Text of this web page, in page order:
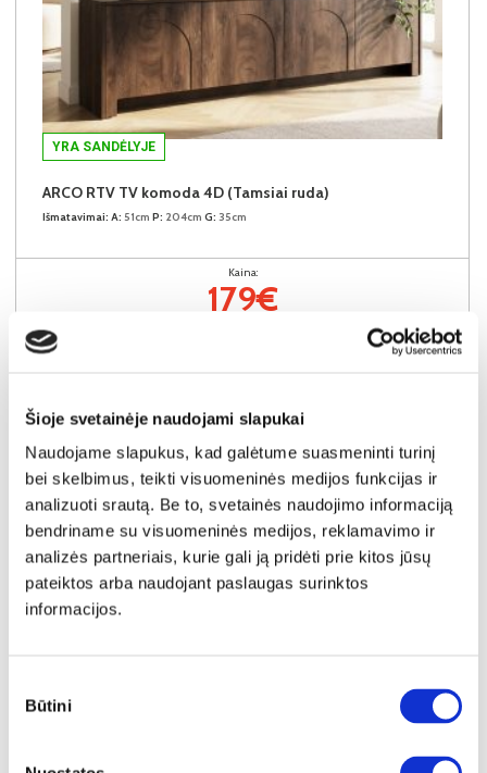
Šioje svetainėje naudojami slapukai
Naudojame slapukus, kad galėtume suasmeninti turinį
bei skelbimus, teikti visuomeninės medijos funkcijas ir
analizuoti srautą. Be to, svetainės naudojimo informaciją
bendriname su visuomeninės medijos, reklamavimo ir
analizės partneriais, kurie gali ją pridėti prie kitos jūsų
pateiktos arba naudojant paslaugas surinktos
informacijos.
pasirinkimas
Būtini
YRA SANDĖLYJE
ARCO RTV TV komoda 4D (Tamsiai ruda)
Išmatavimai: A: 51cm P: 204cm G: 35cm
Kaina:
179€